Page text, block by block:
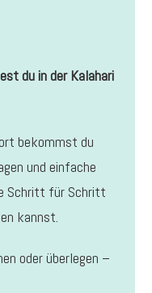
du in der Kalahari
bekommst du
und einfache
Schritt für Schritt
kannst.
oder überlegen –